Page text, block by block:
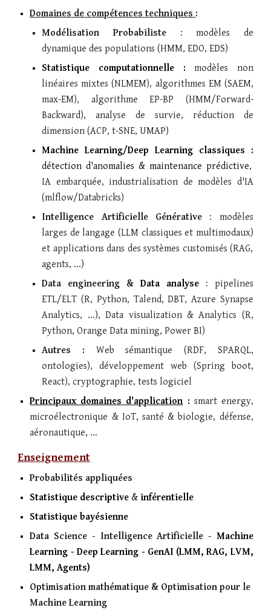
Domaines de compétences techniques :
Modélisation Probabiliste: modèles de
dynamique des populations (HMM, EDO, EDS)
Statistique
computationnelle : modèles non
linéaires mixtes (NLMEM), algorithmes EM (SAEM,
max-EM), algorithme EP-BP (HMM/Forward-
Backward), analyse de survie, réduction de
dimension (ACP, t-SNE, UMAP)
MachineLearning/Deep Learning classiques :
détection d'anomalies & maintenance prédictive,
IA embarquée, industrialisation demodèles d'IA
(mlflow/Databricks)
Intelligence Artificielle Générative : modèles
larges de langage (LLM classiques et multimodaux)
et applications dans des systèmes customisés (RAG,
agents, ...)
Data engineering & Data analyse: pipelines
ETL/ELT(R, Python, Talend, DBT, Azure Synapse
Analytics, ...),Data visualization & Analytics (R,
Python,Orange Data mining,Power BI)
Autres : Web sémantique (RDF, SPARQL,
ontologies), développement web (Spring boot,
React),cryptographie,tests logiciel
Principaux domaines d'application : smart energy,
microélectronique &IoT, santé & biologie, défense,
aéronautique, ...
Enseignement
Probabilités appliquées
Statistique descriptive& inférentielle
Statistique bayésienne
Data Science - IntelligenceArtificielle - Machine
Learning - Deep Learning - GenAI (LMM, RAG, LVM,
LMM, Agents)
Optimisation mathématique & Optimisation pour le
Machine Learning